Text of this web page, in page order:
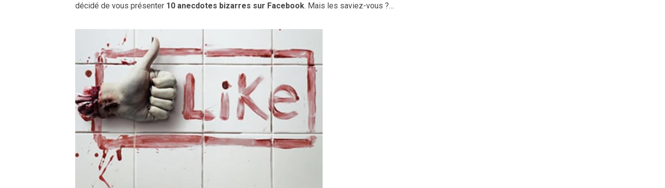
décidé de vous présenter 10 anecdotes bizarres sur Facebook. Mais les saviez-vous ?…